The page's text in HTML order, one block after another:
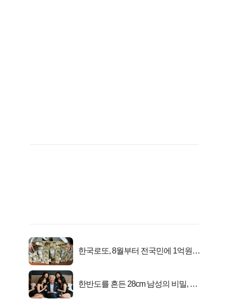
한국로또, 8월부터 전국민에 1억원씩
한반도를 흔든 28cm 남성의 비밀, 매